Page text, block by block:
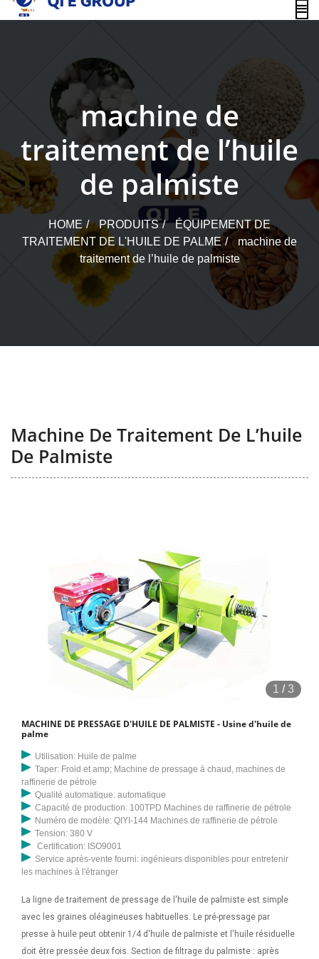
content
machine de
traitement de l’huile
de palmiste
HOME PRODUITS
ÉQUIPEMENT DE
TRAITEMENT DE L'HUILE DE PALME
machine de
traitement de l’huile de palmiste
Machine De Traitement De L’huile
De Palmiste
1 /3
MACHINE DE PRESSAGE D'HUILE DE PALMISTE - Usine d'huile de
palme
Utilisation: Huile de palme
Taper: Froid et amp; Machine de pressage à chaud, machines de
raffinerie de pétrole
Qualité automatique: automatique
Capacité de production: 100TPD Machines de raffinerie de pétrole
Numéro de modèle: QIYI-144 Machines de raffinerie de pétrole
Tension: 380 V
Certification: ISO9001
Service après-vente fourni: ingénieurs disponibles pour entretenir
les machines à l'étranger
La ligne de traitement de pressage de l'huile de palmiste est simple
avec les graines oléagineuses habituelles. Le pré-pressage par
presse à huile peut obtenir 1/4 d'huile de palmiste et l'huile résiduelle
doit être pressée deux fois. Section de filtrage du palmiste : après